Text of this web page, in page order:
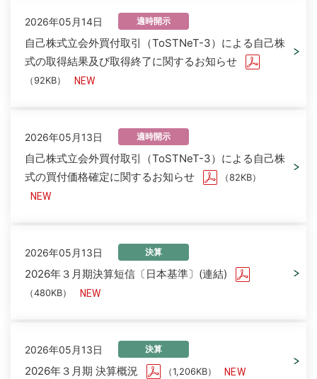
2026年05月14日 適時開示
自己株式立会外買付取引（ToSTNeT-3）による自己株
式の取得結果及び取得終了に関するお知らせ
（92KB）
2026年05月13日 適時開示
自己株式立会外買付取引（ToSTNeT-3）による自己株
式の買付価格確定に関するお知らせ
（82KB）
2026年05月13日 決算
2026年３月期決算短信〔日本基準〕(連結)
（480KB）
2026年05月13日 決算
2026年３月期 決算概況 （1,206KB）